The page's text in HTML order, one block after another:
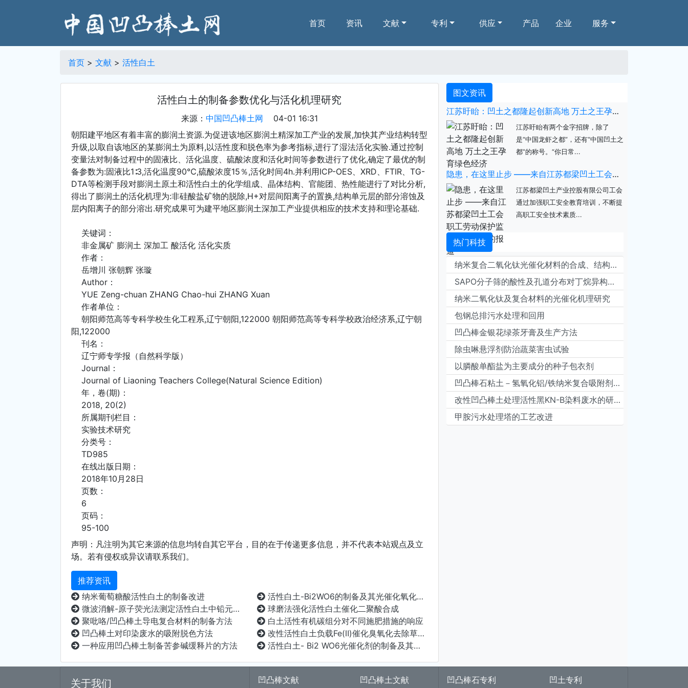
首页(current)
资讯 文献 专利 供应 产品 企业 服务
首页 > 文献 > 活性白土
活性白土的制备参数优化与活化机理研究
来源： 中国凹凸棒土网 04-01 16:31
朝阳建平地区有着丰富的膨润土资源.为促进该地区膨润土精深加工产业的发展,加快其产业结构转型
升级,以取自该地区的某膨润土为原料,以活性度和脱色率为参考指标,进行了湿法活化实验.通过控制
变量法对制备过程中的固液比、活化温度、硫酸浓度和活化时间等参数进行了优化,确定了最优的制
备参数为:固液比1∶3,活化温度90℃,硫酸浓度15％,活化时间4h.并利用ICP-OES、XRD、FTIR、TG-
DTA等检测手段对膨润土原土和活性白土的化学组成、晶体结构、官能团、热性能进行了对比分析,
得出了膨润土的活化机理为:非硅酸盐矿物的脱除,H+对层间阳离子的置换,结构单元层的部分溶蚀及
层内阳离子的部分溶出.研究成果可为建平地区膨润土深加工产业提供相应的技术支持和理论基础.
关键词：
非金属矿 膨润土 深加工 酸活化 活化实质
作者：
岳增川 张朝辉 张璇
Author：
YUE Zeng-chuan ZHANG Chao-hui ZHANG Xuan
作者单位：
朝阳师范高等专科学校生化工程系,辽宁朝阳,122000 朝阳师范高等专科学校政治经济系,辽宁朝
阳,122000
刊名：
辽宁师专学报（自然科学版）
Journal：
Journal of Liaoning Teachers College(Natural Science Edition)
年，卷(期)：
2018, 20(2)
所属期刊栏目：
实验技术研究
分类号：
TD985
在线出版日期：
2018年10月28日
页数：
6
页码：
95-100
声明：凡注明为其它来源的信息均转自其它平台，目的在于传递更多信息，并不代表本站观点及立
场。若有侵权或异议请联系我们。
推荐资讯
纳米葡萄糖酸活性白土的制备改进
微波消解-原子荧光法测定活性白土中铅元素研究
聚吡咯/凹凸棒土导电复合材料的制备方法
凹凸棒土对印染废水的吸附脱色方法
一种应用凹凸棒土制备苦参碱缓释片的方法
活性白土-Bi2WO6的制备及其光催化氧化脱硫的研究
球磨法强化活性白土催化二聚酸合成
白土活性有机碳组分对不同施肥措施的响应
改性活性白土负载Fe(Ⅱ)催化臭氧化去除草酸的研究
活性白土- Bi2 WO6光催化剂的制备及其光催化降解含酚废水
图文资讯
江苏盱眙：凹土之都隆起创新高地 万土之王孕育绿色经济
江苏盱眙有两个金字招牌，除了
是“中国龙虾之都”，还有“中国凹土之
都”的称号。“你日常...
隐患，在这里止步 ——来自江苏都梁凹土工会职工劳动保护监督检查培训的报道
江苏都梁凹土产业控股有限公司工会
通过加强职工安全教育培训，不断提
高职工安全技术素质...
热门科技
纳米复合二氧化钛光催化材料的合成、结构与性能
SAPO分子筛的酸性及孔道分布对丁烷异构脱氢反应的影响
纳米二氧化钛及复合材料的光催化机理研究
包钢总排污水处理和回用
凹凸棒金银花绿茶牙膏及生产方法
除虫啉悬浮剂防治蔬菜害虫试验
以膦酸单酯盐为主要成分的种子包衣剂
凹凸棒石粘土－氢氧化铝/铁纳米复合吸附剂、其制备方法及应用
改性凹凸棒土处理活性黑KN-B染料废水的研究
甲胺污水处理塔的工艺改进
关于我们 凹凸棒文献 凹凸棒土文献 凹凸棒石专利 凹土专利